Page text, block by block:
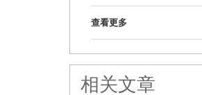
查看更多
相关文章